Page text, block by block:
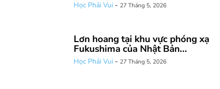
Học Phải Vui - 27 Tháng 5, 2026
Lơn hoang tại khu vực phóng xạ
Fukushima của Nhật Bản...
Học Phải Vui - 27 Tháng 5, 2026